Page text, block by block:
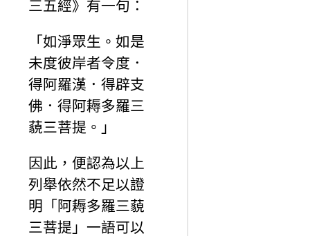
三五經》有一句：
「如淨眾生。如是
未度彼岸者令度．
得阿羅漢．得辟支
佛．得阿耨多羅三
藐三菩提。」
因此，便認為以上
列舉依然不足以證
明「阿耨多羅三藐
三菩提」一語可以